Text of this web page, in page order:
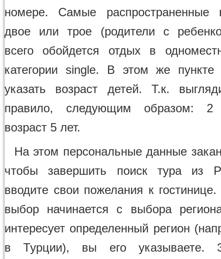
номере. Самые распространенные
двое или трое (родители с
всего обойдется отдых в
категории single. В этом же пункте
указать возраст детей. Т.к.
правило, следующим образом: 2
возраст 5 лет.
На этом персональные данные
чтобы завершить поиск тура из
вводите свои пожелания к гостинице.
выбор начинается с выбора
интересует определенный регион
в Турции), вы его указываете.